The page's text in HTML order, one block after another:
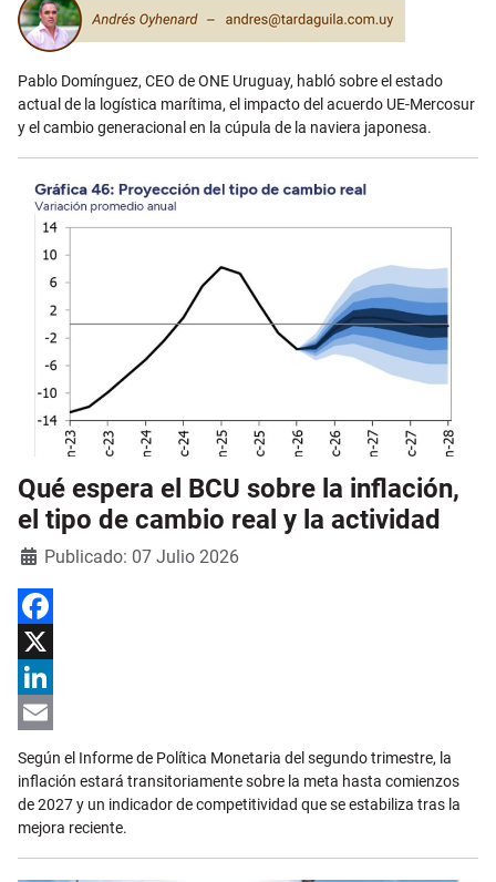
Pablo Domínguez, CEO de ONE Uruguay, habló sobre el estado
actual de la logística marítima, el impacto del acuerdo UE-Mercosur
y el cambio generacional en la cúpula de la naviera japonesa.
Qué espera el BCU sobre la inflación,
el tipo de cambio real y la actividad
DetallesPublicado: 07 Julio 2026
Facebook
X
LinkedIn
Email
Según el Informe de Política Monetaria del segundo trimestre, la
inflación estará transitoriamente sobre la meta hasta comienzos
de 2027 y un indicador de competitividad que se estabiliza tras la
mejora reciente.